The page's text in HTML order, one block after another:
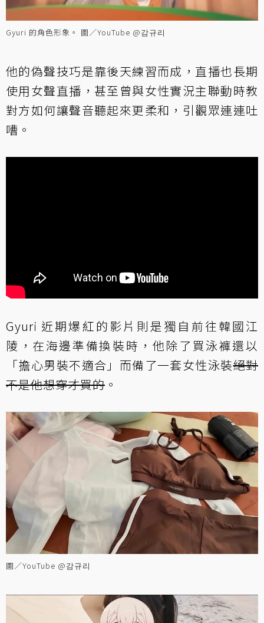
Gyuri 的角色形象。 圖／YouTube @감규리
他的偽聲技巧是靠後天練習而成，直播也長期
使用女聲直播，甚至曾與女性實況主聯動時教
對方如何讓聲音聽起來更柔和，引觀眾連連吐
嘈。
Gyuri 近期爆紅的影片則是獨自前往韓國江
陵，在海邊準備換裝時，他除了買泳褲還以
「擔心男裝不適合」而備了一套女性泳裝絕對
不是他想穿才買的 。
圖／YouTube @감규리